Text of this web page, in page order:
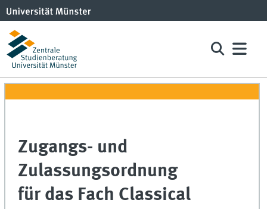
Zugangs- und
Zulassungsordnung
für das Fach Classical